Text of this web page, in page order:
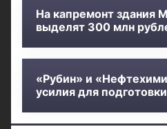
На капремонт здания
выделят 300 млн
«Рубин» и
усилия для